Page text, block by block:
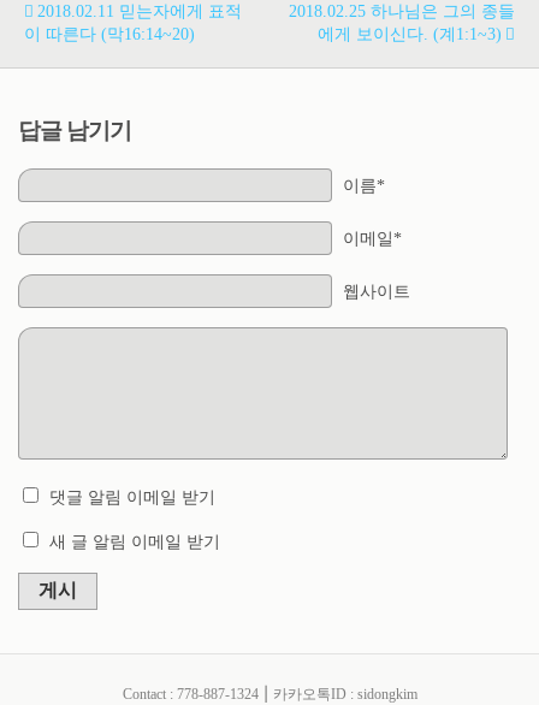
2018.02.11 믿는자에게 표적
이 따른다 (막16:14~20)
2018.02.25 하나님은 그의 종들
에게 보이신다. (계1:1~3)
답글 남기기
이름*
이메일*
웹사이트
댓글 알림 이메일 받기
새 글 알림 이메일 받기
게시
Contact : 778-887-1324 ⎮ 카카오톡ID : sidongkim